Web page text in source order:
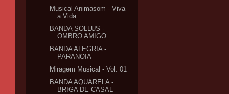
Musical Animasom - Viva
a Vida
BANDA SOLLUS -
OMBRO AMIGO
BANDA ALEGRIA -
PARANOIA
Miragem Musical - Vol. 01
BANDA AQUARELA -
BRIGA DE CASAL